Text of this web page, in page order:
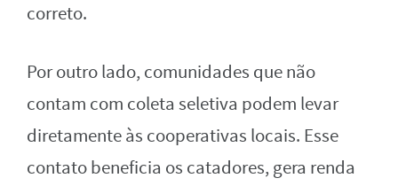
correto.
Por outro lado, comunidades que não
contam com coleta seletiva podem levar
diretamente às cooperativas locais. Esse
contato beneficia os catadores, gera renda